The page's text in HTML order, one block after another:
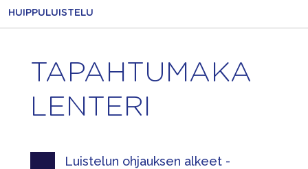
HUIPPULUISTELU
TAPAHTUMAKA
LENTERI
Luistelun ohjauksen alkeet -